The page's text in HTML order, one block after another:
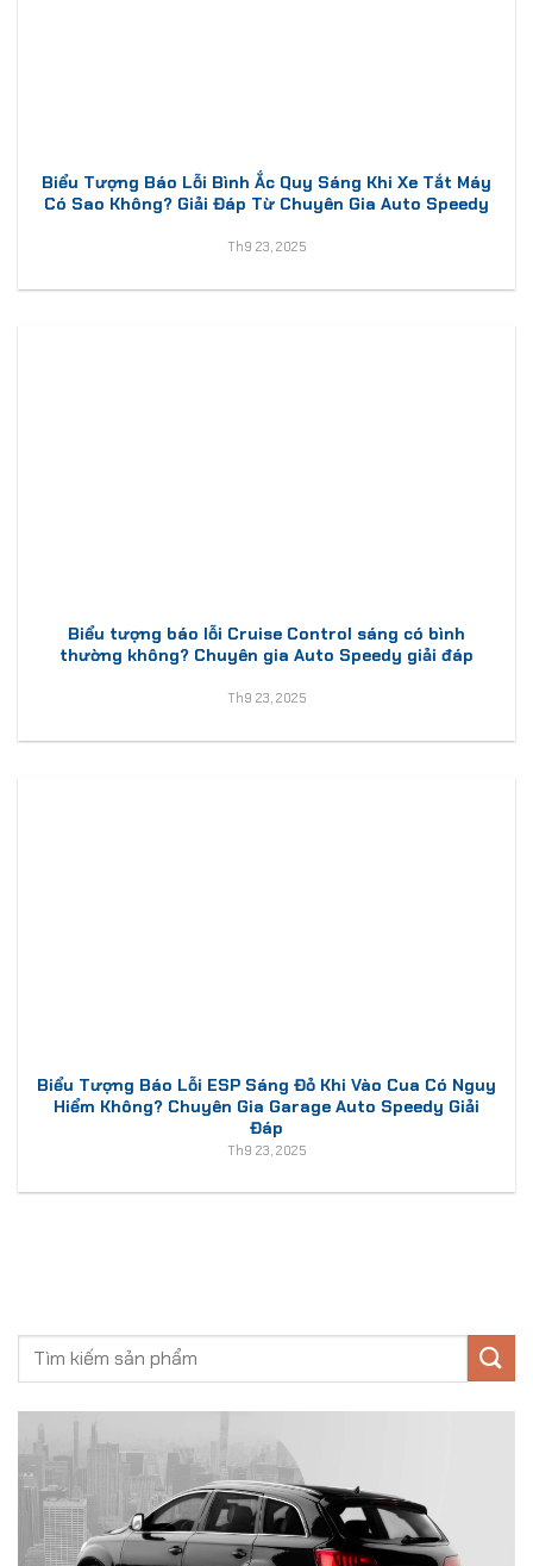
Biểu Tượng Báo Lỗi Bình Ắc Quy Sáng Khi Xe Tắt Máy
Có Sao Không? Giải Đáp Từ Chuyên Gia Auto Speedy
Th9 23, 2025
Biểu tượng báo lỗi Cruise Control sáng có bình
thường không? Chuyên gia Auto Speedy giải đáp
Th9 23, 2025
Biểu Tượng Báo Lỗi ESP Sáng Đỏ Khi Vào Cua Có Nguy
Hiểm Không? Chuyên Gia Garage Auto Speedy Giải
Đáp
Th9 23, 2025